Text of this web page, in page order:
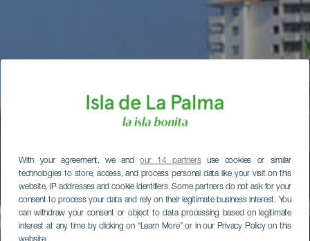
With your agreement, we andour 14 partnersuse cookies or similar
technologies to store, access, and process personal data like your visit on this
website, IP addresses and cookie identifiers. Some partners do not ask for your
consent to process your data and rely on their legitimate business interest. You
can withdraw your consent or object to data processing based on legitimate
interest at any time by clicking on “Learn More” or in our Privacy Policy on this